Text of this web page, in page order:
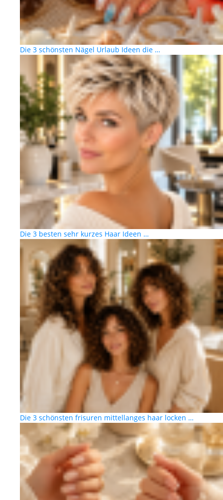
Die 3 schönsten Nägel Urlaub Ideen die …
Die 3 besten sehr kurzes Haar Ideen …
Die 3 schönsten frisuren mittellanges haar locken …